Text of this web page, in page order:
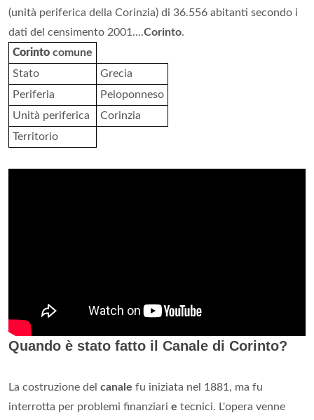
(unità periferica della Corinzia) di 36.556 abitanti secondo i
dati del censimento 2001....Corinto.
Corinto comune
Stato
Grecia
Periferia
Peloponneso
Unità periferica
Corinzia
Territorio
Quando è stato fatto il Canale di Corinto?
La costruzione del canale fu iniziata nel 1881, ma fu
interrotta per problemi finanziari e tecnici. L'opera venne